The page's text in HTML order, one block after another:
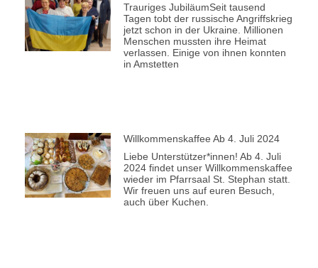
Trauriges JubiläumSeit tausend
Tagen tobt der russische Angriffskrieg
jetzt schon in der Ukraine. Millionen
Menschen mussten ihre Heimat
verlassen. Einige von ihnen konnten
in Amstetten
Willkommenskaffee Ab 4. Juli 2024
Liebe Unterstützer*innen! Ab 4. Juli
2024 findet unser Willkommenskaffee
wieder im Pfarrsaal St. Stephan statt.
Wir freuen uns auf euren Besuch,
auch über Kuchen.